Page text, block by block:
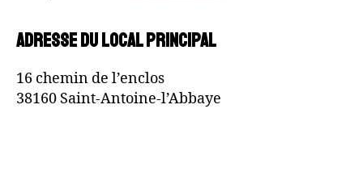
Adresse du local principal
16 chemin de l’enclos
38160 Saint-Antoine-l’Abbaye